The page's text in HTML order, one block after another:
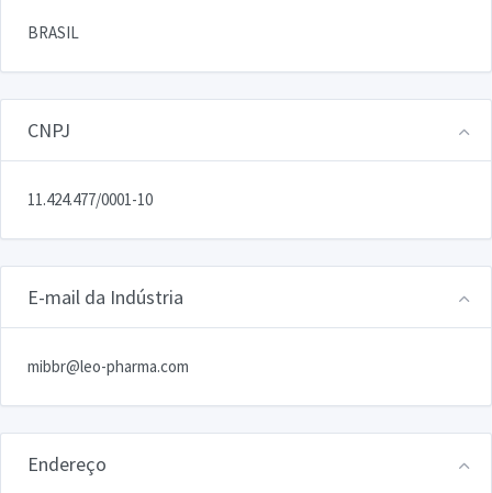
BRASIL
CNPJ
11.424.477/0001-10
E-mail da Indústria
mibbr@leo-pharma.com
Endereço